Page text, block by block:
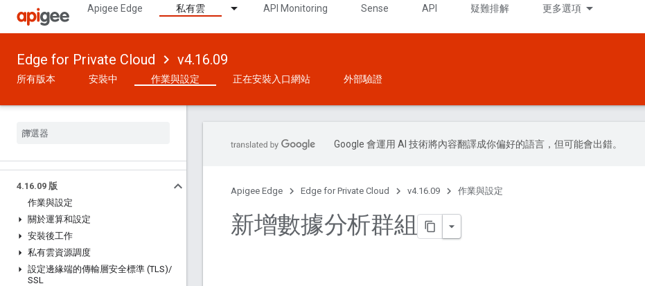
Apigee Edge 私有雲 API Monitoring Sense API 疑難排解 更多選項
Edge for Private Cloud v4.16.09
所有版本 安裝中 作業與設定 正在安裝入口網站 外部驗證
4.16.09 版
作業與設定
關於運算和設定
安裝後工作
私有雲資源調度
設定邊緣端的傳輸層安全標準 (TLS)/
SSL
Google 會運用 AI 技術將內容翻譯成你偏好的語言，但可能會出錯。
Apigee Edge Edge for Private Cloud v4.16.09 作業與設定
新增數據分析群組